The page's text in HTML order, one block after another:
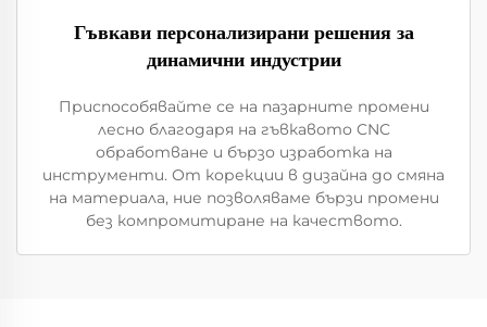
Гъвкави персонализирани решения за
динамични индустрии
Приспособявайте се на пазарните промени
лесно благодаря на гъвкавото CNC
обработване и бързо изработка на
инструменти. От корекции в дизайна до смяна
на материала, ние позволяваме бързи промени
без компромитиране на качеството.